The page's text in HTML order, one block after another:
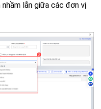
lẫn giữa các đơn vị